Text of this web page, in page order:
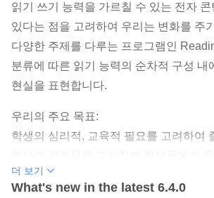
읽기 쓰기 능력을 가르칠 수 있는 전자 콘
있다는 점을 고려하여 우리는 변화를 주
다양한 주제를 다루는 프로그램인
분류에 따른 읽기 능력의 순차적 구성 내
현실을 표현합니다.
우리의 주요 목표:
학생의 심리적, 교육적 필요를 고려하여
우리는 학생들에게 무엇을 제공할 것인가?
더 보기
What's new in the latest 6.4.0